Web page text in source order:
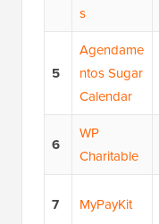
s
5
Agendame
ntos Sugar
Calendar
6
WP
Charitable
7 MyPayKit